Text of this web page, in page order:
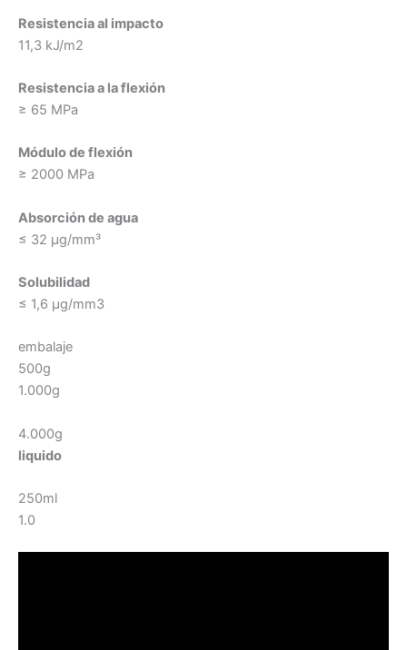
Resistencia al impacto
11,3 kJ/m2
Resistencia a la flexión
≥ 65 MPa
Módulo de flexión
≥ 2000 MPa
Absorción de agua
≤ 32 μg/mm³
Solubilidad
≤ 1,6 µg/mm3
embalaje
500g
1.000g
4.000g
liquido
250ml
1.0